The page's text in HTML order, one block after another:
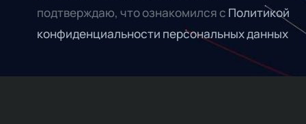
подтверждаю, что ознакомился с Политикой
конфиденциальности персональных данных